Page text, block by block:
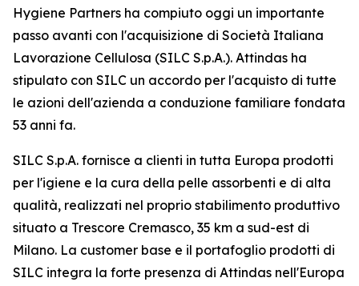
Hygiene Partners ha compiuto oggi un importante
passo avanti con l'acquisizione di Società Italiana
Lavorazione Cellulosa (SILC S.p.A.). Attindas ha
stipulato con SILC un accordo per l'acquisto di tutte
le azioni dell'azienda a conduzione familiare fondata
53 anni fa.
SILC S.p.A. fornisce a clienti in tutta Europa prodotti
per l'igiene e la cura della pelle assorbenti e di alta
qualità, realizzati nel proprio stabilimento produttivo
situato a Trescore Cremasco, 35 km a sud-est di
Milano. La customer base e il portafoglio prodotti di
SILC integra la forte presenza di Attindas nell'Europa